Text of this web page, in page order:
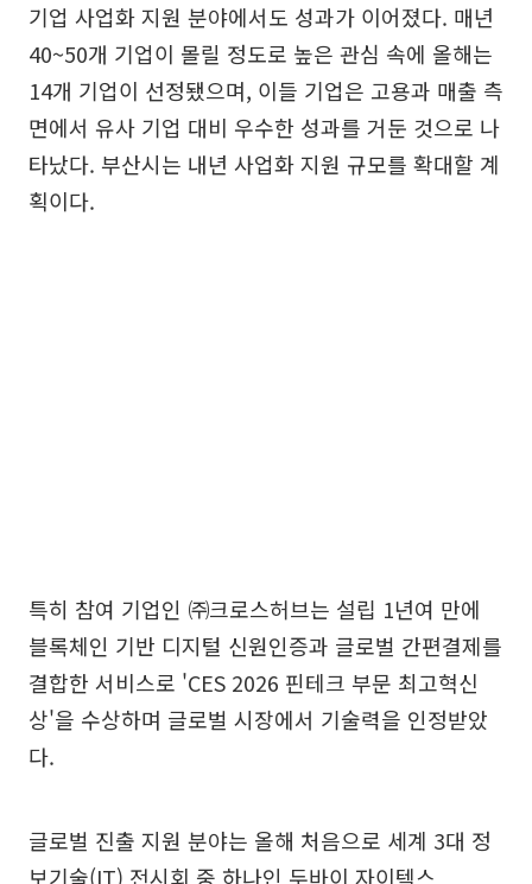
기업 사업화 지원 분야에서도 성과가 이어졌다. 매년
40~50개 기업이 몰릴 정도로 높은 관심 속에 올해는
14개 기업이 선정됐으며, 이들 기업은 고용과 매출 측
면에서 유사 기업 대비 우수한 성과를 거둔 것으로 나
타났다. 부산시는 내년 사업화 지원 규모를 확대할 계
획이다.
특히 참여 기업인 ㈜크로스허브는 설립 1년여 만에
블록체인 기반 디지털 신원인증과 글로벌 간편결제를
결합한 서비스로 'CES 2026 핀테크 부문 최고혁신
상'을 수상하며 글로벌 시장에서 기술력을 인정받았
다.
글로벌 진출 지원 분야는 올해 처음으로 세계 3대 정
보기술(IT) 전시회 중 하나인 두바이 자이텍스